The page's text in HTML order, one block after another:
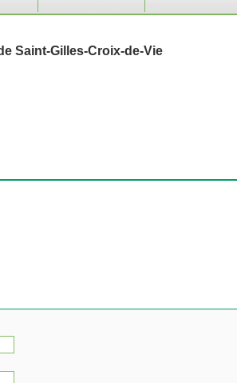
Saint-Gilles-Croix-de-Vie